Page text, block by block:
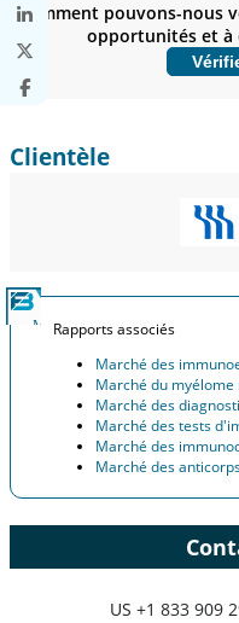
Comment pouvons-nous
opportunités et à
Clientèle
Rapports associés
Marché des
Marché du myélome
Marché des
Marché des tests
Marché des
Marché des
US +1 833 909